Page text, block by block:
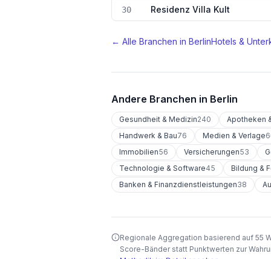
30 Residenz Villa Kult
← Alle Branchen in BerlinHotels &
Andere Branchen in Berlin
Gesundheit & Medizin240 Apotheken
Handwerk & Bau76 Medien & Verlage
Immobilien56 Versicherungen53
Technologie & Software45 Bildung &
Banken & Finanzdienstleistungen38
Regionale Aggregation basierend auf 55
Score-Bänder statt Punktwerten zur